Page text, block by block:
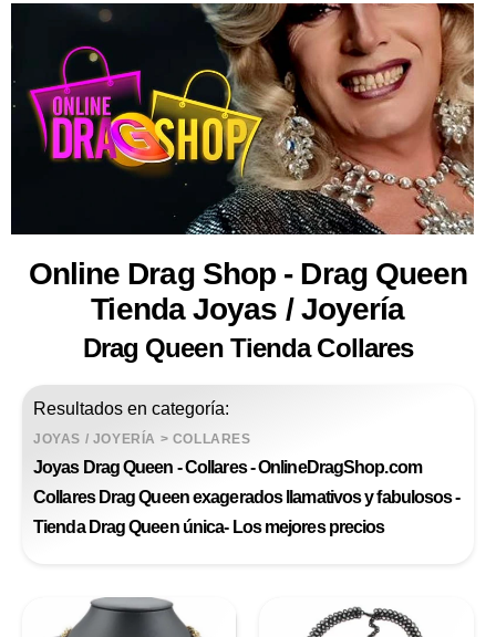
Online Drag Shop - Drag Queen
Tienda Joyas / Joyería
Drag Queen Tienda Collares
Resultados en categoría:
JOYAS / JOYERÍA > COLLARES
Joyas Drag Queen - Collares - OnlineDragShop.com
Collares Drag Queen exagerados llamativos y fabulosos -
Tienda Drag Queen única- Los mejores precios